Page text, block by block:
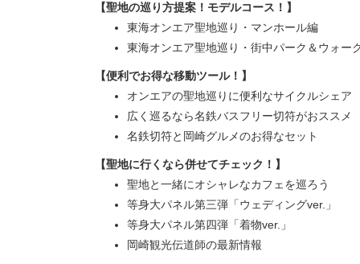
【聖地の巡り方提案！モデルコース！】
東海オンエア聖地巡り・マンホール編
東海オンエア聖地巡り・街中パーク＆ウォー
【便利でお得な移動ツール！】
オンエアの聖地巡りに便利なサイクルシェア
広く巡るなら名鉄バスフリー切符がおススメ
名鉄切符と岡崎グルメのお得なセット
【聖地に行くなら併せてチェック！】
聖地と一緒にオシャレなカフェを巡ろう
等身大パネル第三弾「ウェディングver.」
等身大パネル第四弾「着物ver.」
岡崎観光伝道師の最新情報